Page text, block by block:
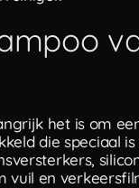
het is om
die speciaal
en